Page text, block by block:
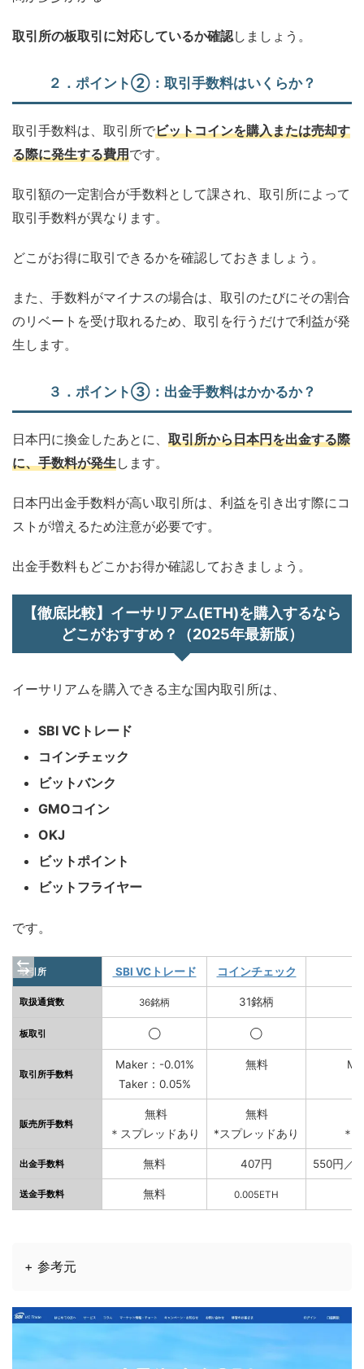
取引所の板取引に対応しているか確認しましょう。
２．ポイント②：取引手数料はいくらか？
取引手数料は、取引所でビットコインを購入または売却す
る際に発生する費用です。
取引額の一定割合が手数料として課され、取引所によって
取引手数料が異なります。
どこがお得に取引できるかを確認しておきましょう。
また、手数料がマイナスの場合は、取引のたびにその割合
のリベートを受け取れるため、取引を行うだけで利益が発
生します。
３．ポイント③：出金手数料はかかるか？
日本円に換金したあとに、 取引所から日本円を出金する際
に、手数料が発生します。
日本円出金手数料が高い取引所は、利益を引き出す際にコ
ストが増えるため注意が必要です。
出金手数料もどこかお得か確認しておきましょう。
【徹底比較】イーサリアム(ETH)を購入するなら
どこがおすすめ？（2025年最新版）
イーサリアムを購入できる主な国内取引所は、
SBI VCトレード
コインチェック
ビットバンク
GMOコイン
OKJ
ビットポイント
ビットフライヤー
です。
取引所 SBI VCトレード コインチェック
取扱通貨数 36銘柄 31銘柄
板取引 ◯ ◯
取引所手数料
Maker：-0.01%
Taker：0.05%
無料
販売所手数料
無料
＊スプレッドあり
無料
*スプレッドあり
＊
出金手数料 無料 407円 550円／
送金手数料 無料 0.005ETH
+ 参考元